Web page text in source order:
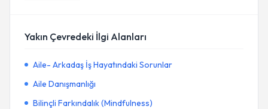
Yakın Çevredeki İlgi Alanları
Aile- Arkadaş İş Hayatındaki Sorunlar
Aile Danışmanlığı
Bilinçli Farkındalık (Mindfulness)